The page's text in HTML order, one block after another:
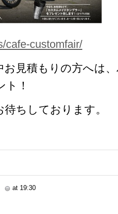
cafe-customfair/
お見積もりの方へは
ト！
ちしております。
at 19:30